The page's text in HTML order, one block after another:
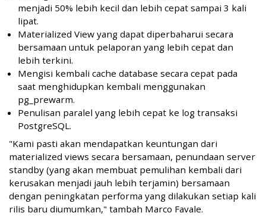
menjadi 50% lebih kecil dan lebih cepat sampai 3 kali
lipat.
Materialized View yang dapat diperbaharui secara
bersamaan untuk pelaporan yang lebih cepat dan
lebih terkini.
Mengisi kembali cache database secara cepat pada
saat menghidupkan kembali menggunakan
pg_prewarm.
Penulisan paralel yang lebih cepat ke log transaksi
PostgreSQL.
"Kami pasti akan mendapatkan keuntungan dari
materialized views secara bersamaan, penundaan server
standby (yang akan membuat pemulihan kembali dari
kerusakan menjadi jauh lebih terjamin) bersamaan
dengan peningkatan performa yang dilakukan setiap kali
rilis baru diumumkan," tambah Marco Favale.